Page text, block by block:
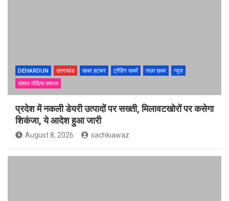
DEHARDUN उत्तराखंड खबर हटकर ट्रेंडिंग खबरें ताज़ा ख़बर
न्यूज़
सोशल मीडिया वायरल
प्रदेश में नकली डेयरी उत्पादों पर सख्ती, मिलावटखोरों पर कसेगा
शिकंजा, ये आदेश हुआ जारी
August 8, 2026 sachkiawaz